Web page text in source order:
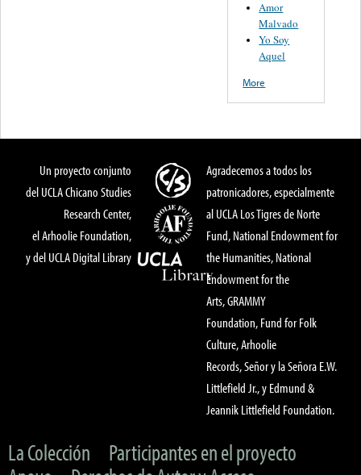
Amor
Malvado
Yo Soy
Aquel
More
Un proyecto conjunto
del UCLA Chicano Studies
Research Center,
el Arhoolie Foundation,
y del UCLA Digital Library
Agradecemos a todos los
patronicadores, especialmente
al UCLA Los Tigres de Norte
Fund, National Endowment for
the Humanities, National
Endowment for the
Arts, GRAMMY
Foundation, Fund for Folk
Culture, Arhoolie
Records, Señor y la Señora E.W.
Littlefield Jr., y Edmund &
Jeannik Littlefield Foundation.
La Colección
Participantes en el proyecto